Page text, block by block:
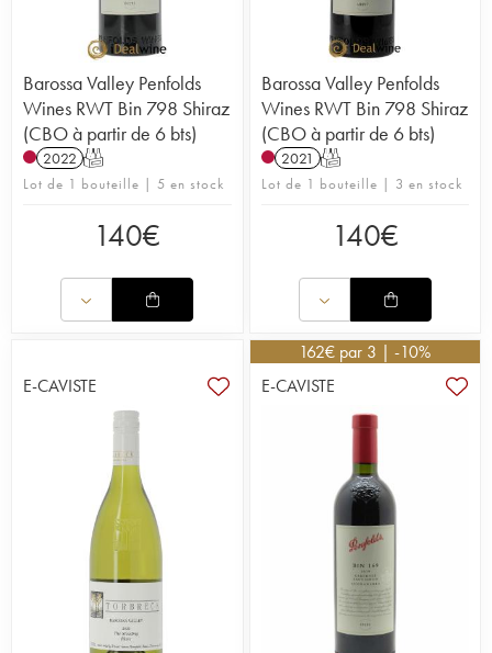
Barossa Valley Penfolds
Wines RWT Bin 798 Shiraz
(CBO à partir de 6 bts)
2022 T
Lot de 1 bouteille | 5 en stock
140€
Barossa Valley Penfolds
Wines RWT Bin 798 Shiraz
(CBO à partir de 6 bts)
2021 T
Lot de 1 bouteille | 3 en stock
140€
E-CAVISTE
162€ par 3 | -10%
E-CAVISTE